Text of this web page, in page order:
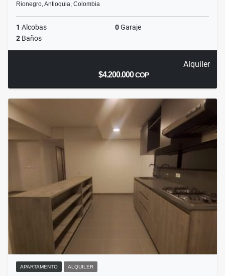
Rionegro, Antioquia, Colombia
1 Alcobas 0Garaje
2 Baños
Alquiler
$4.200.000COP
APARTAMENTO ALQUILER